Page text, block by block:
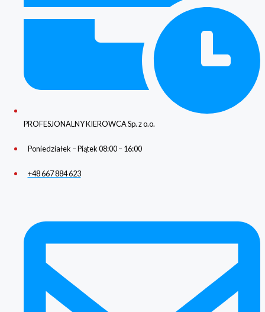
PROFESJONALNY KIEROWCA Sp. z o.o.
Poniedziałek – Piątek 08:00 – 16:00
+48 667 884 623